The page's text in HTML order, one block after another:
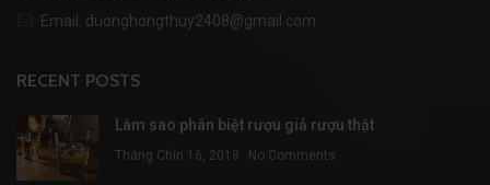
Email: duonghongthuy2408@gmail.com
RECENT POSTS
Làm sao phân biệt rượu giả rượu thật
Tháng Chín 16, 2018 No Comments